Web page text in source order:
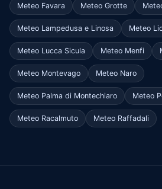
Meteo Favara Meteo Grotte
Meteo Lampedusa e Linosa Meteo
Meteo Lucca Sicula Meteo Menfi
Meteo Montevago Meteo Naro
Meteo Palma di Montechiaro Meteo
Meteo Racalmuto Meteo Raffadali